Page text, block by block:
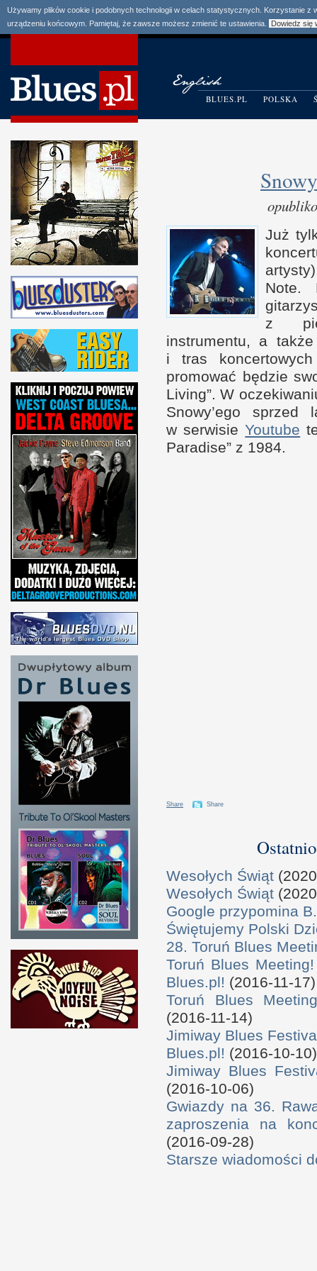
Używamy plików cookie i podobnych technologii w celach statystycznych. Korzystanie
urządzeniu końcowym. Pamiętaj, że zawsze możesz zmienić te ustawienia.
Dowiedz się
BLUES.PL POLSKA
Już
Note.
z p
instrumentu, a t
i tras
promować będzie
Living”.W o
Snowy’ego
w serwisieYoutube
Paradise” z 1 984.
Share Share
Wesołych Świąt
Wesołych Świąt
Google przypomina
Świętujemy Polski
28. Toruń Blues
Toruń Blues
Blues.pl! (2016-11-17)
Toruń Blues
(2016-11-14)
Jimiway Blues
Blues.pl! (2016-10-10)
Jimiway Blues
(2016-10-06)
Gwiazdy na 36.
zaproszenia na
(2016-09-28)
Starsze wiadomości